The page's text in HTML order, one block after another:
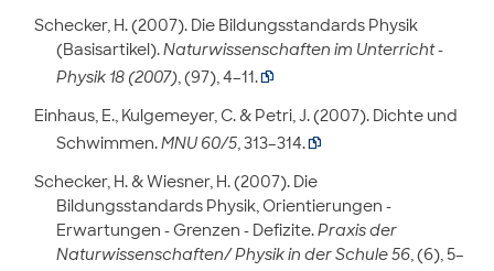
Schecker, H. (2007). Die Bildungsstandards Physik
(Basisartikel).Naturwissenschaften im Unterricht -
Physik 18 (2007), (97), 4–11.
Einhaus, E., Kulgemeyer, C. & Petri, J. (2007). Dichte und
Schwimmen.MNU 60/5, 313–314.
Schecker, H. & Wiesner, H. (2007). Die
Bildungsstandards Physik, Orientierungen -
Erwartungen - Grenzen - Defizite.Praxis der
Naturwissenschaften/ Physik in der Schule 56, (6), 5–